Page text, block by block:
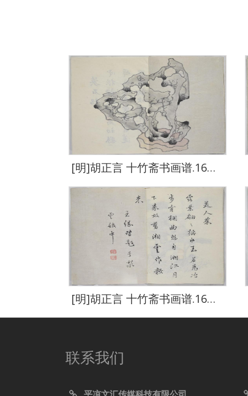
[明]胡正言 十竹斋书画谱.16册.清嘉庆22年芥子园重刊胡氏彩色套-0310
[明]胡正言 十竹斋书画谱.16册.清嘉庆22年芥子园重刊胡氏彩色套-0315
联系我们